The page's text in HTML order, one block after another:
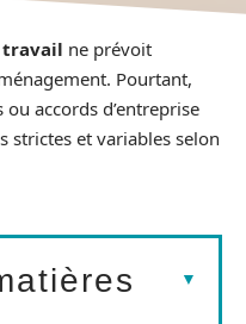
travail ne prévoit
Pourtant,
accords d’entreprise
strictes et variables selon